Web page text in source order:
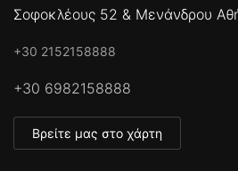
Σοφοκλέους 52 & Μενάνδρου
+30 2152158888
+30 6982158888
Βρείτε μας στο χάρτη